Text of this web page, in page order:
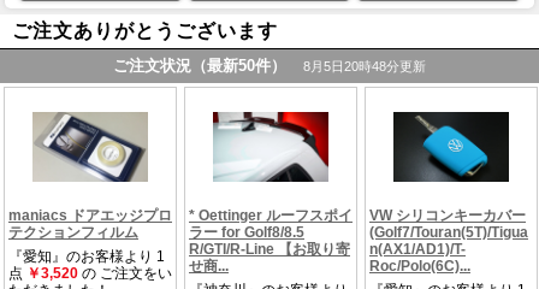
ご注文ありがとうございます